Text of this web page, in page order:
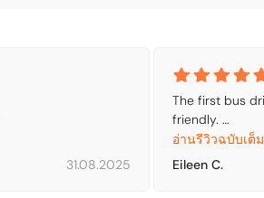
31.08.2025
The first bus
friendly.
The 2nd bus
driver.
อ่านรีวิวฉบับเต็ม
Eileen C.